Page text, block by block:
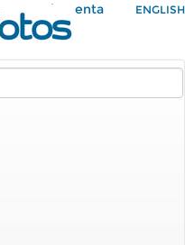
Mi Cuenta ENGLISH